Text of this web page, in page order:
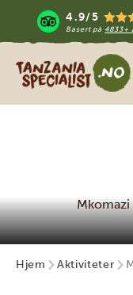
4.9/5
Basert på 4833+
Tanzania Specialist
Mkomazi
Hjem Aktiviteter